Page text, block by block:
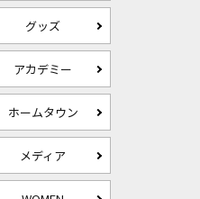
グッズ
アカデミー
ホームタウン
メディア